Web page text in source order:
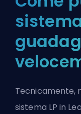
Tecnicamente,
sistema LP in